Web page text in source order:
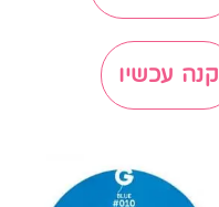
קנה עכשיו